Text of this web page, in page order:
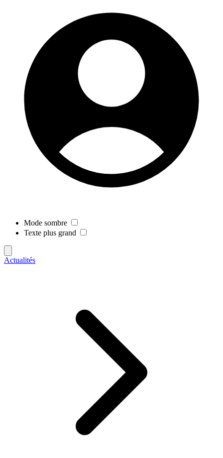
Mode sombre
Texte plus grand
Actualités